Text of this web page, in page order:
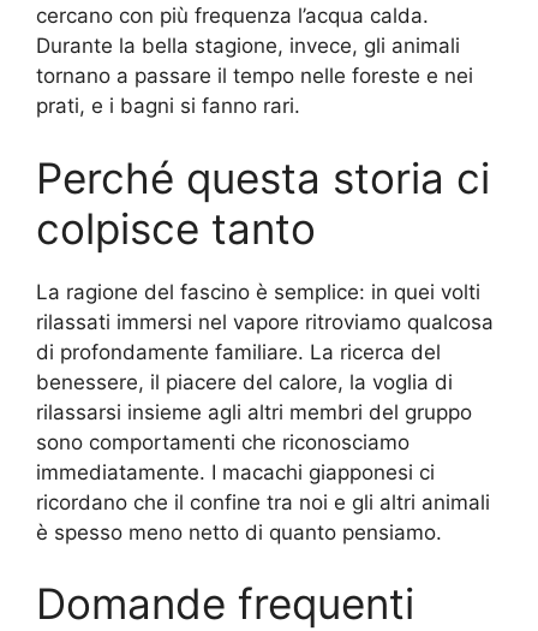
cercano con più frequenza l’acqua calda.
Durante la bella stagione, invece, gli animali
tornano a passare il tempo nelle foreste e nei
prati, e i bagni si fanno rari.
Perché questa storia ci
colpisce tanto
La ragione del fascino è semplice: in quei volti
rilassati immersi nel vapore ritroviamo qualcosa
di profondamente familiare. La ricerca del
benessere, il piacere del calore, la voglia di
rilassarsi insieme agli altri membri del gruppo
sono comportamenti che riconosciamo
immediatamente. I macachi giapponesi ci
ricordano che il confine tra noi e gli altri animali
è spesso meno netto di quanto pensiamo.
Domande frequenti